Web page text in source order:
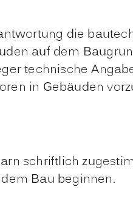
die
auf dem
technische
in Gebäuden
schriftlich
Bau beginnen.